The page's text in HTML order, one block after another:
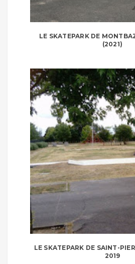
LE SKATEPARK DE
(2021)
LE SKATEPARK DE SAINT-
2019